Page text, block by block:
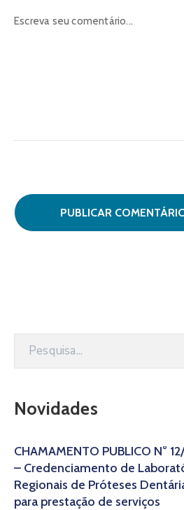
Novidades
CHAMAMENTO PÚBLICO N°
– Credenciamento de
Regionais de Próteses
para prestação de serviços